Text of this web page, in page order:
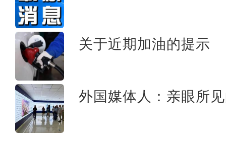
关于近期加油的提示
外国媒体人：亲眼所